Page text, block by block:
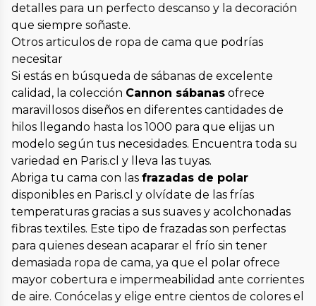
detalles para un perfecto descanso y la decoración
que siempre soñaste.
Otros articulos de ropa de cama que podrías
necesitar
Si estás en búsqueda de sábanas de excelente
calidad, la colección Cannon sábanas ofrece
maravillosos diseños en diferentes cantidades de
hilos llegando hasta los 1000 para que elijas un
modelo según tus necesidades. Encuentra toda su
variedad en Paris.cl y lleva las tuyas.
Abriga tu cama con las frazadas de polar
disponibles en Paris.cl y olvídate de las frías
temperaturas gracias a sus suaves y acolchonadas
fibras textiles. Este tipo de frazadas son perfectas
para quienes desean acaparar el frío sin tener
demasiada ropa de cama, ya que el polar ofrece
mayor cobertura e impermeabilidad ante corrientes
de aire. Conócelas y elige entre cientos de colores el